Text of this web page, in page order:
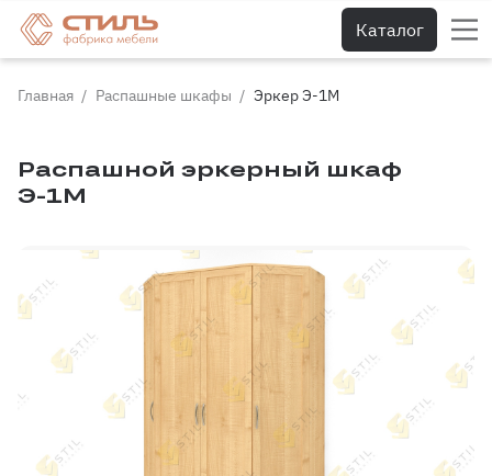
Каталог
Главная Распашные шкафы Эркер Э-1М
Распашной эркерный шкаф
Э-1М